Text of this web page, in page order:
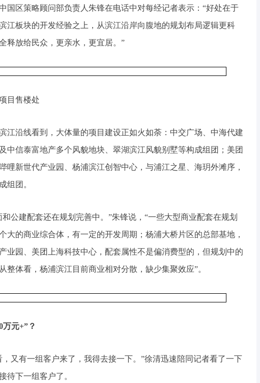
国区策略顾问部负责人朱锋在电话中对每经记者表示：“好处在于
江板块的开发经验之上，从滨江沿岸向腹地的规划布局逻辑更科
释放给民众，更亲水，更宜居。”
目售楼处
江沿线看到，大体量的项目建设正如火如荼：中交广场、中海代建
中信泰富地产多个风貌地块、翠湖滨江风貌别墅等构成组团；美团
哩新世代产业园、杨浦滨江创智中心，与浦江之星、海玥外滩序，
组团。
公建配套还在规划完善中。”朱锋说，“一些大型商业配套在规划
大的商业综合体，有一定的开发周期；杨浦大桥片区的总部基地，
业园、美团上海科技中心，配套属性不是偏消费型的，但规划中的
整体看，杨浦滨江目前商业相对分散，缺少集聚效应”。
万元+”？
，又有一组客户来了，我得去接一下。”徐清迅速陪同记者看了一下
待下一组客户了。